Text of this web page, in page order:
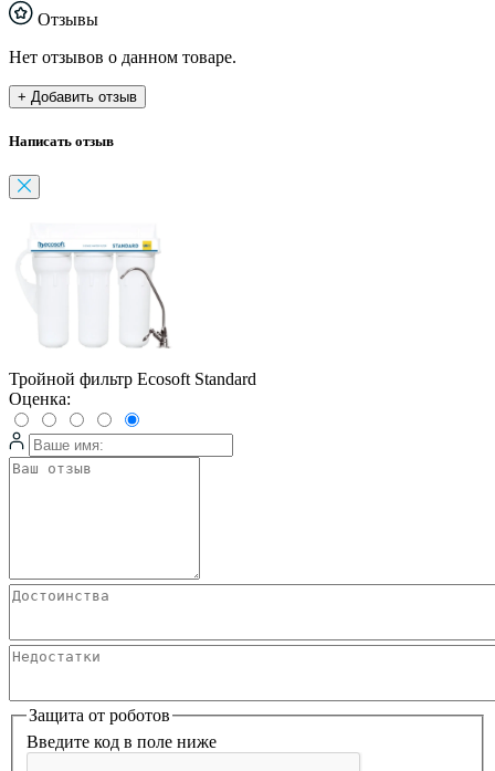
Отзывы
Нет отзывов о данном товаре.
+ Добавить отзыв
Написать отзыв
Тройной фильтр Ecosoft Standard
Оценка:
Защита от роботов
Введите код в поле ниже